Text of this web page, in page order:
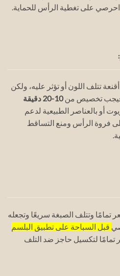
احرصي على تغطية الرأس للحماية.
تتلف اللون أو تؤثر عليه، ولكن
فيجب تخصيص من
10-20 دقيقة
أو بالعناصر الطبيعية لدعم
فروة الرأس ومنع التساقط
تمامًا وتتلف الصبغة سريعًا وتجعله
قبل السباحة على تطبيق البلسم
تمامًا لتكسيل حاجز ضد التلف